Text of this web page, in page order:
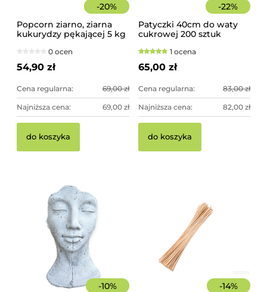
-20%
Popcorn ziarno, ziarna
kukurydzy pękającej 5 kg
0 ocen
54,90 zł
Cena regularna: 69,00 zł
Najniższa cena: 69,00 zł
do koszyka
-22%
Patyczki 40cm do waty
cukrowej 200 sztuk
1 ocena
65,00 zł
Cena regularna: 83,00 zł
Najniższa cena: 82,00 zł
do koszyka
-10%
-14%